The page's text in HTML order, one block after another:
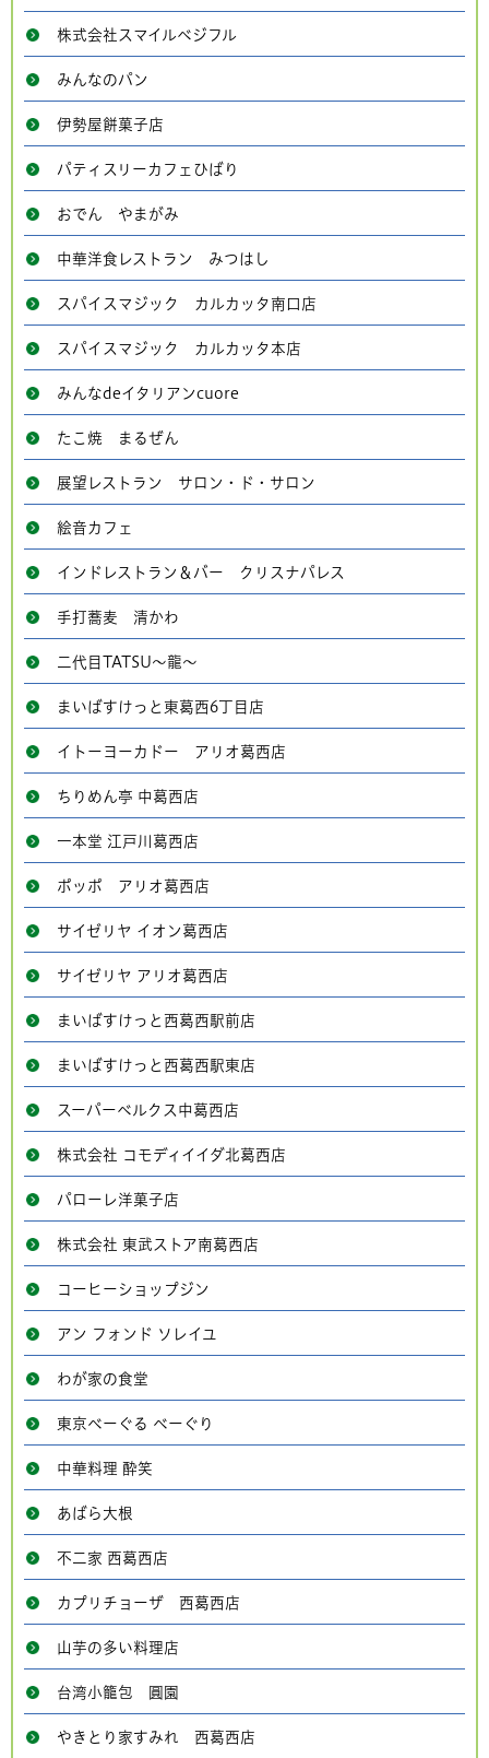
株式会社スマイルベジフル
みんなのパン
伊勢屋餅菓子店
パティスリーカフェひばり
おでん やまがみ
中華洋食レストラン みつはし
スパイスマジック カルカッタ南口店
スパイスマジック カルカッタ本店
みんなdeイタリアンcuore
たこ焼 まるぜん
展望レストラン サロン・ド・サロン
絵音カフェ
インドレストラン＆バー クリスナパレス
手打蕎麦 清かわ
二代目TATSU～龍～
まいばすけっと東葛西6丁目店
イトーヨーカドー アリオ葛西店
ちりめん亭 中葛西店
一本堂 江戸川葛西店
ポッポ アリオ葛西店
サイゼリヤ イオン葛西店
サイゼリヤ アリオ葛西店
まいばすけっと西葛西駅前店
まいばすけっと西葛西駅東店
スーパーベルクス中葛西店
株式会社 コモディイイダ北葛西店
パローレ洋菓子店
株式会社 東武ストア南葛西店
コーヒーショップジン
アン フォンド ソレイユ
わが家の食堂
東京べーぐる べーぐり
中華料理 酔笑
あばら大根
不二家 西葛西店
カプリチョーザ 西葛西店
山芋の多い料理店
台湾小籠包 圓園
やきとり家すみれ 西葛西店